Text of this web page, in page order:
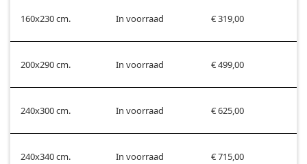
160x230 cm. In voorraad € 319,00
200x290 cm. In voorraad € 499,00
240x300 cm. In voorraad € 625,00
240x340 cm. In voorraad € 715,00